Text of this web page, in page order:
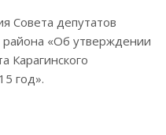
Совета депутатов
района «Об утверждении
Карагинского
год».